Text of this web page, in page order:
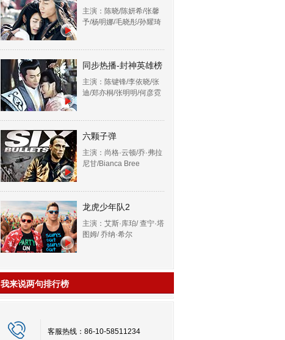
主演：陈晓/陈妍希/张馨
予/杨明娜/毛晓彤/孙耀琦
同步热播-封神英雄榜
主演：陈键锋/李依晓/张
迪/郑亦桐/张明明/何彦霓
六颗子弹
主演：尚格·云顿/乔·弗拉
尼甘/Bianca Bree
龙虎少年队2
主演：艾斯·库珀/ 查宁·塔
图姆/ 乔纳·希尔
我来说两句排行榜
客服热线：86-10-58511234